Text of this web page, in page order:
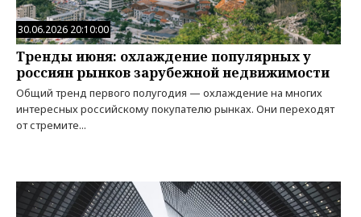
30.06.2026 20:10:00
Тренды июня: охлаждение популярных у
россиян рынков зарубежной недвижимости
Общий тренд первого полугодия — охлаждение на многих
интересных российскому покупателю рынках. Они переходят
от стремите...